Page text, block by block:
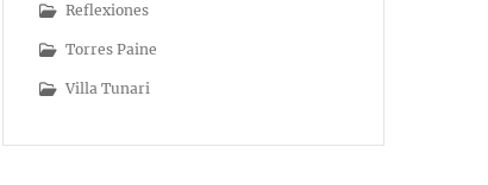
Reflexiones
Torres Paine
Villa Tunari